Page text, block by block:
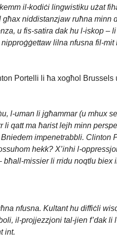
il-kodiċi lingwistiku użat
niddistanzjaw ruħna minn
u fis-satira dak hu l-iskop –
lilna nfusna fil-
Portelli li ħa xogħol
l-uman li jgħammar (u mhux
qatt ma ħarist lejh minn
impenetrabbli. Clinton
hekk? X’inhi l-
missier li rridu noqtlu biex
nfusna. Kultant hu diffiċli
il-projjezzjoni tal-jien f’dak li
int.